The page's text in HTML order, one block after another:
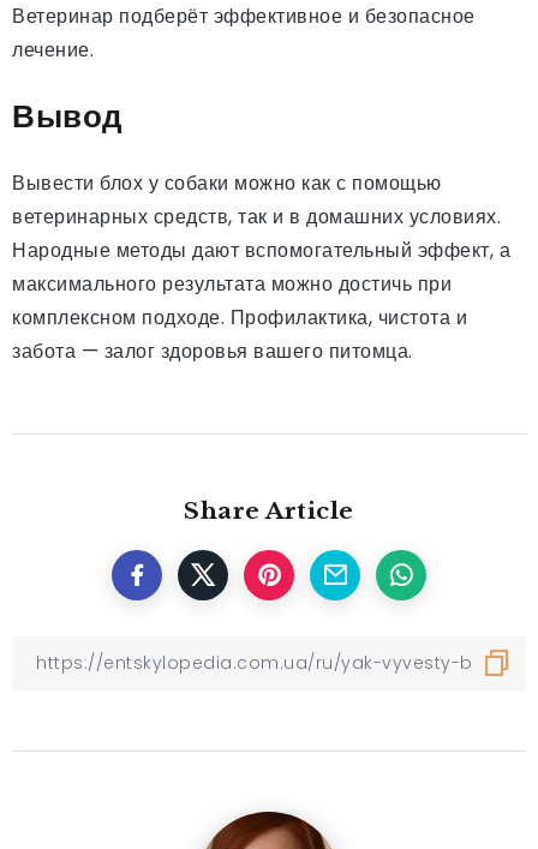
Ветеринар подберёт эффективное и безопасное
лечение.
Вывод
Вывести блох у собаки можно как с помощью
ветеринарных средств, так и в домашних условиях.
Народные методы дают вспомогательный эффект, а
максимального результата можно достичь при
комплексном подходе. Профилактика, чистота и
забота — залог здоровья вашего питомца.
Share Article